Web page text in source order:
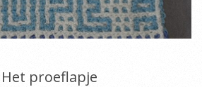
Het proeflapje